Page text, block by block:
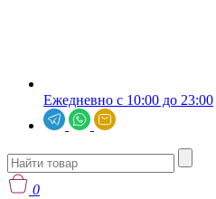
Ежедневно с 10:00 до 23:00
0